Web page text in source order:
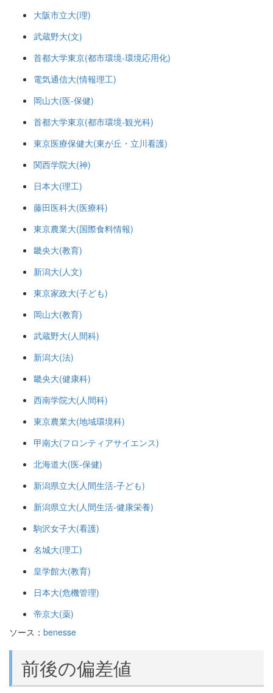
大阪市立大(理)
武蔵野大(文)
首都大学東京(都市環境-環境応用化)
電気通信大(情報理工)
岡山大(医-保健)
首都大学東京(都市環境-観光科)
東京医療保健大(東が丘・立川看護)
関西学院大(神)
日本大(理工)
藤田医科大(医療科)
東京農業大(国際食料情報)
畿央大(教育)
新潟大(人文)
東京家政大(子ども)
岡山大(教育)
武蔵野大(人間科)
新潟大(法)
畿央大(健康科)
西南学院大(人間科)
東京農業大(地域環境科)
甲南大(フロンティアサイエンス)
北海道大(医-保健)
新潟県立大(人間生活-子ども)
新潟県立大(人間生活-健康栄養)
駒沢女子大(看護)
名城大(理工)
皇学館大(教育)
日本大(危機管理)
帝京大(薬)
ソース： benesse
前後の偏差値